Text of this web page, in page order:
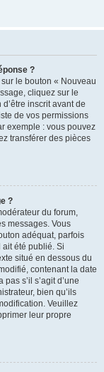
?
le bouton « Nouveau
cliquez sur le
inscrit avant de
de vos permissions
exemple : vous pouvez
transférer des pièces
?
du forum,
messages. Vous
adéquat, parfois
été publié. Si
situé en dessous du
contenant la date
s’il s’agit d’une
bien qu’ils
Veuillez
leur propre